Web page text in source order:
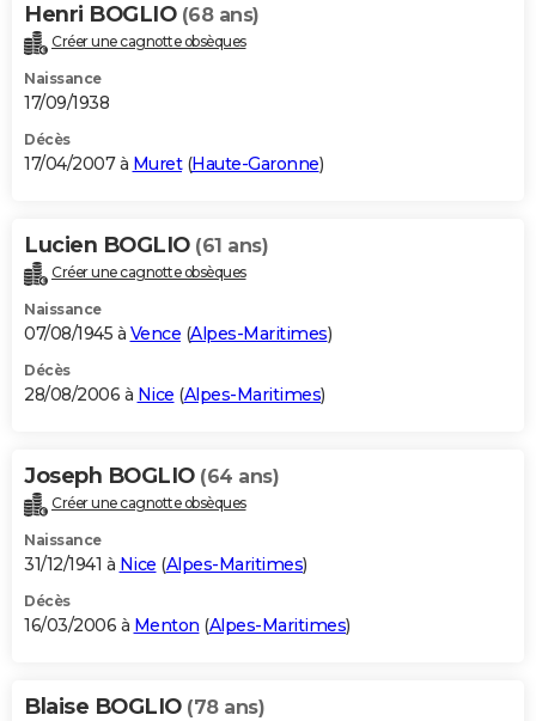
Henri BOGLIO (68 ans)
Créer une cagnotte obsèques
Naissance
17/09/1938
Décès
17/04/2007 à Muret(Haute-Garonne)
Lucien BOGLIO (61 ans)
Créer une cagnotte obsèques
Naissance
07/08/1945 à Vence (Alpes-Maritimes)
Décès
28/08/2006 à Nice (Alpes-Maritimes)
Joseph BOGLIO (64 ans)
Créer une cagnotte obsèques
Naissance
31/12/1941 à Nice (Alpes-Maritimes)
Décès
16/03/2006 à Menton (Alpes-Maritimes)
Blaise BOGLIO (78 ans)